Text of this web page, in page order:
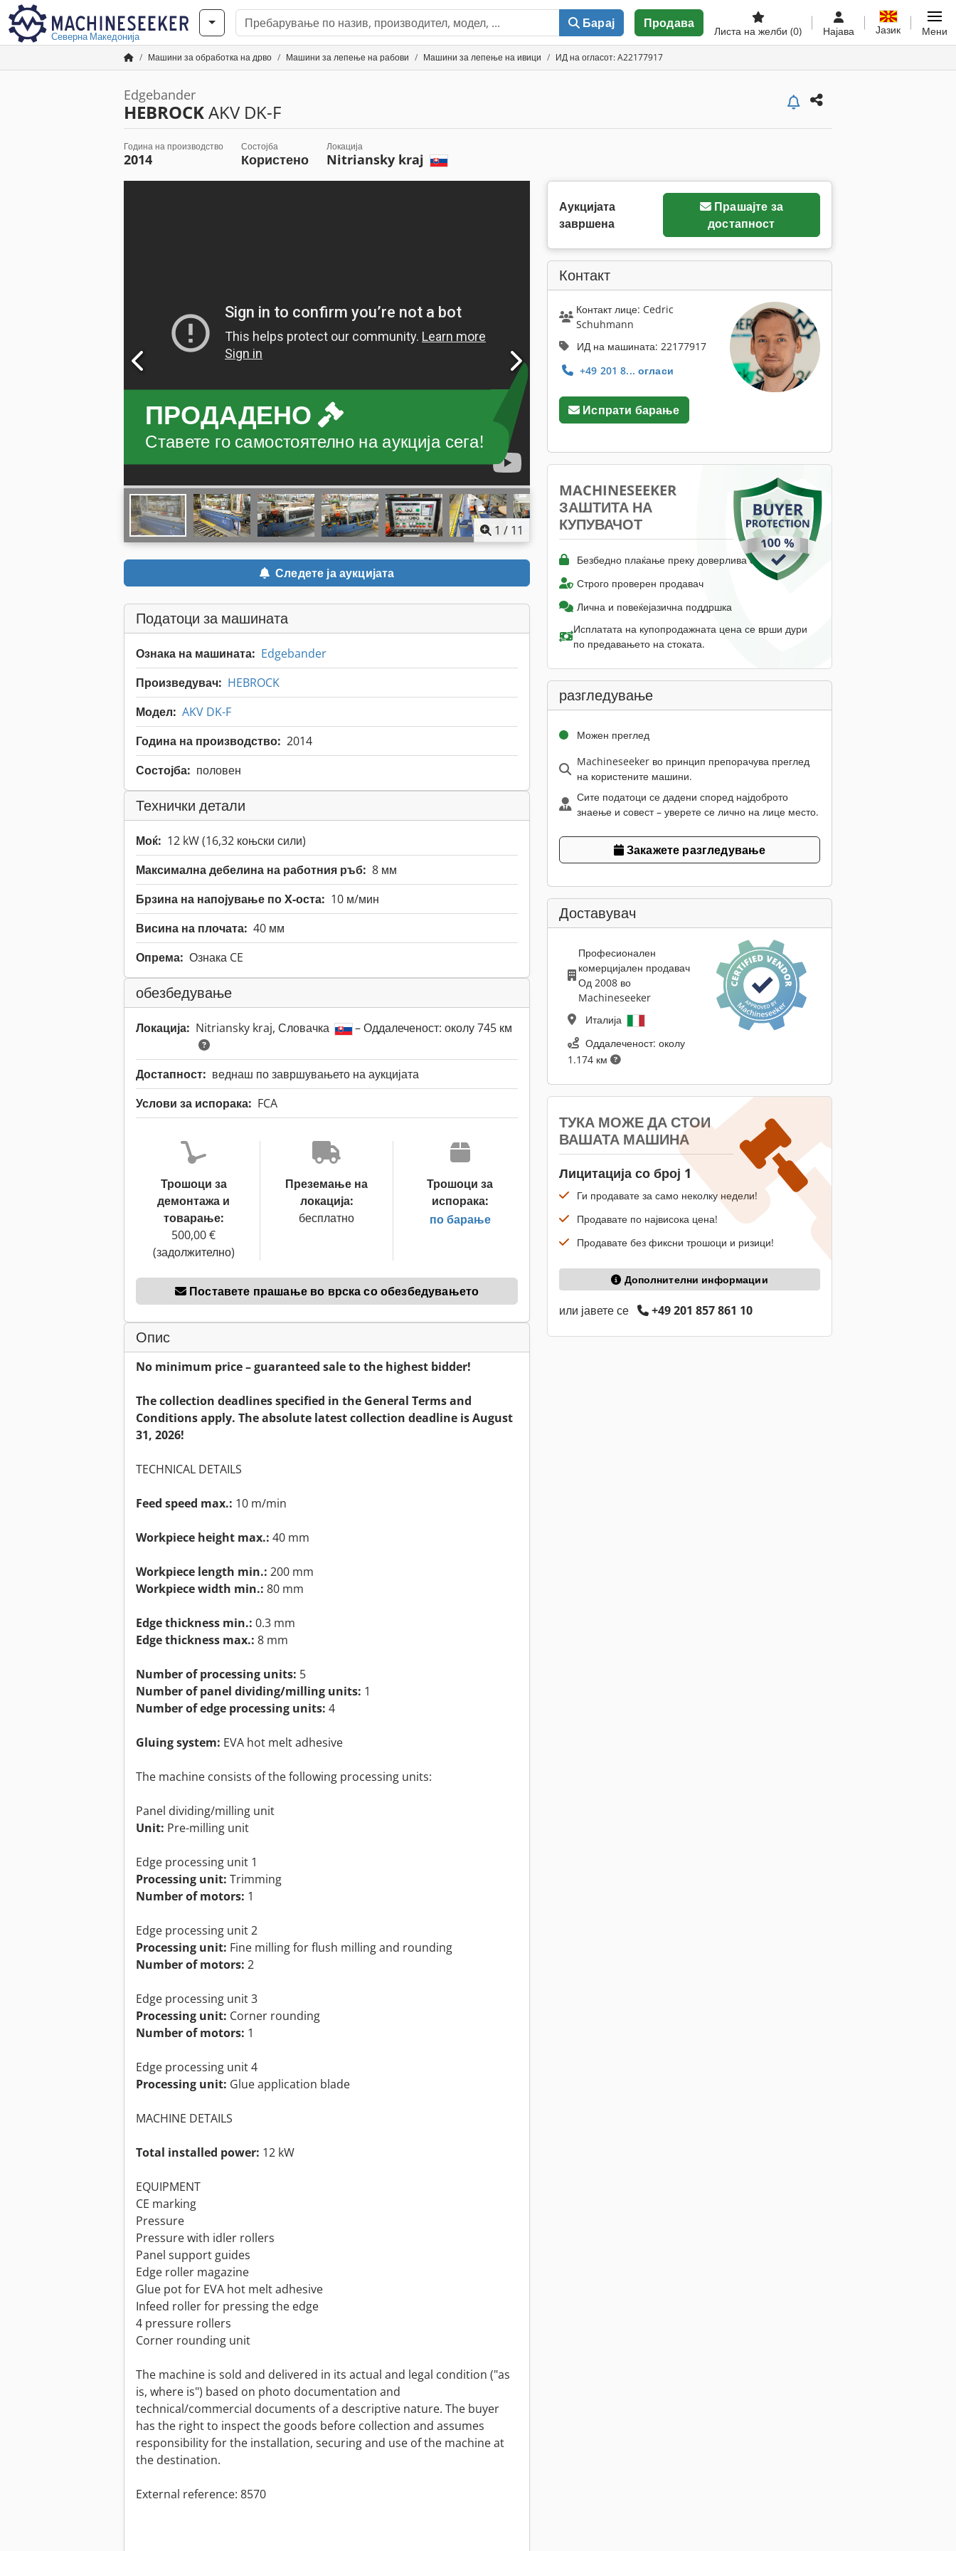
Северна Македонија
Барај Продава
Листа на желби (0) Најава Јазик Мени
Машини за обработка на дрво Машини за лепење на рабови Машини за лепење на ивици ИД на огласот: A22177917
Edgebander
HEBROCKAKV DK-F
Година на производство
2014
Состојба
Користено
Локација
Nitriansky kraj
ПРОДАДЕНО
Ставете го самостоятелно на аукција сега!
1 / 11
Следете ја аукцијата
Податоци за машината
Ознака на машината: Edgebander
Произведувач: HEBROCK
Модел: AKV DK-F
Година на производство: 2014
Состојба: половен
Технички детали
Моќ: 12 kW (16,32 коњски сили)
Максимална дебелина на работния ръб: 8 мм
Брзина на напојување по X-оста: 10 м/мин
Висина на плочата: 40 мм
Опрема: Ознака CE
обезбедување
Локација: Nitriansky kraj, Словачка – Оддалеченост: околу 745 км
Достапност: веднаш по завршувањето на аукцијата
Услови за испорака: FCA
Трошоци за
демонтажа и
товарање:
500,00 €
(задолжително)
Преземање на
локација:
бесплатно
Трошоци за
испорака:
по барање
Поставете прашање во врска со обезбедувањето
Опис
No minimum price – guaranteed sale to the highest bidder!
The collection deadlines specified in the General Terms and
Conditions apply. The absolute latest collection deadline is August
31, 2026!
TECHNICAL DETAILS
Feed speed max.: 10 m/min
Workpiece height max.: 40 mm
Workpiece length min.: 200 mm
Workpiece width min.: 80 mm
Edge thickness min.: 0.3 mm
Edge thickness max.: 8 mm
Number of processing units: 5
Number of panel dividing/milling units: 1
Number of edge processing units: 4
Gluing system: EVA hot melt adhesive
The machine consists of the following processing units:
Panel dividing/milling unit
Unit: Pre-milling unit
Edge processing unit 1
Processing unit: Trimming
Number of motors: 1
Edge processing unit 2
Processing unit: Fine milling for flush milling and rounding
Number of motors: 2
Edge processing unit 3
Processing unit: Corner rounding
Number of motors: 1
Edge processing unit 4
Processing unit: Glue application blade
MACHINE DETAILS
Total installed power: 12 kW
EQUIPMENT
CE marking
Pressure
Pressure with idler rollers
Panel support guides
Edge roller magazine
Glue pot for EVA hot melt adhesive
Infeed roller for pressing the edge
4 pressure rollers
Corner rounding unit
The machine is sold and delivered in its actual and legal condition ("as
is, where is") based on photo documentation and
technical/commercial documents of a descriptive nature. The buyer
has the right to inspect the goods before collection and assumes
responsibility for the installation, securing and use of the machine at
the destination.
External reference: 8570
Аукцијата
завршена
Прашајте за
достапност
Контакт
Контакт лице: Cedric
Schuhmann
ИД на машината: 22177917
+49 201 8... огласи
Испрати барање
MACHINESEEKER
ЗАШТИТА НА
КУПУВАЧОТ
Безбедно плаќање преку доверлива сметка
Строго проверен продавач
Лична и повеќејазична поддршка
Исплатата на купопродажната цена се врши дури
по предавањето на стоката.
разгледување
Можен преглед
Machineseeker во принцип препорачува преглед
на користените машини.
Сите податоци се дадени според најдоброто
знаење и совест – уверете се лично на лице место.
Закажете разгледување
Доставувач
Професионален
комерцијален продавач
Од 2008 во
Machineseeker
Италија
Оддалеченост: околу
1.174 км
ТУКА МОЖЕ ДА СТОИ
ВАШАТА МАШИНА
Лицитација со број 1
Ги продавате за само неколку недели!
Продавате по највисока цена!
Продавате без фиксни трошоци и ризици!
Дополнителни информации
или јавете се +49 201 857 861 10